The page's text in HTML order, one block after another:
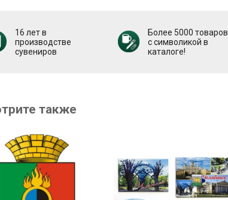
16 лет в
производстве
сувениров
Более 5000 товаров
с символикой в
каталоге!
также